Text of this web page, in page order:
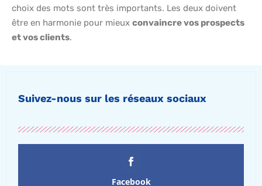
choix des mots sont très importants. Les deux doivent
être en harmonie pour mieux convaincre vos prospects
et vos clients.
Suivez-nous sur les réseaux sociaux
Facebook